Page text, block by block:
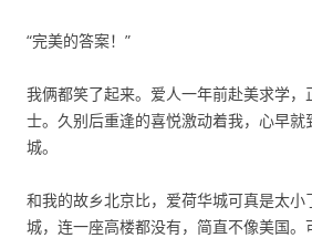
“完美的答案！”
我俩都笑了起来。爱人一年前赴美求学
士。久别后重逢的喜悦激动着我，心早就
城。
和我的故乡北京比，爱荷华城可真是太小
城，连一座高楼都没有，简直不像美国。